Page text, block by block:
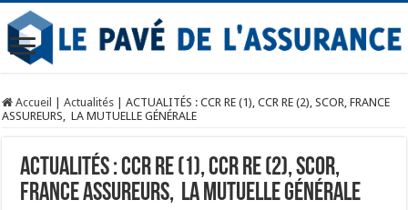
Accueil Actualités
ACTUALITÉS : CCR RE (1), CCR RE (2), SCOR, FRANCE
ASSUREURS, LA MUTUELLE GÉNÉRALE
ACTUALITÉS : CCR RE (1), CCR RE (2), SCOR,
FRANCE ASSUREURS, LA MUTUELLE GÉNÉRALE